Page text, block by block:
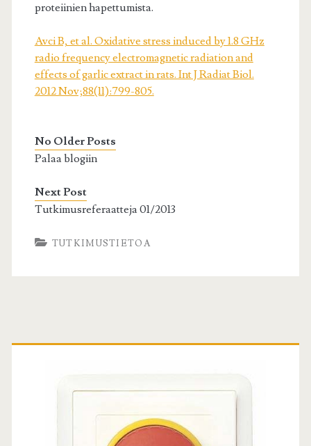
proteiinien hapettumista.
Avci B, et al. Oxidative stress induced by 1.8 GHz
radio frequency electromagnetic radiation and
effects of garlic extract in rats. Int J Radiat Biol.
2012 Nov;88(11):799-805.
No Older Posts
Palaa blogiin
Next Post
Tutkimusreferaatteja 01/2013
TUTKIMUSTIETOA
Ensisijainen